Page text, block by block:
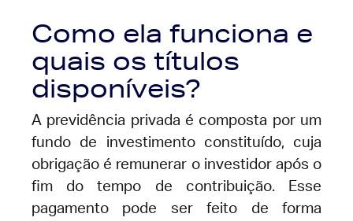
Como ela funciona e
quais os títulos
disponíveis?
A previdência privada é composta por um
fundo de investimento constituído, cuja
obrigação é remunerar o investidor após o
fim do tempo de contribuição. Esse
pagamento pode ser feito de forma